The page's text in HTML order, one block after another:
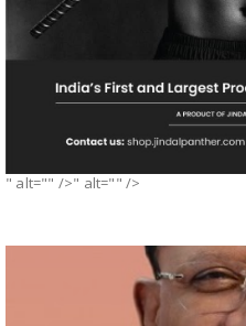
" alt="" />" alt="" />